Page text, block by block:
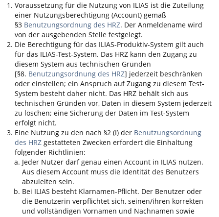
Voraussetzung für die Nutzung von ILIAS ist die Zuteilung
einer Nutzungsberechtigung (Account) gemäß
§3 Benutzungsordnung des HRZ. Der Anmeldename wird
von der ausgebenden Stelle festgelegt.
Die Berechtigung für das ILIAS-Produktiv-System gilt auch
für das ILIAS-Test-System. Das HRZ kann den Zugang zu
diesem System aus technischen Gründen
[§8. Benutzungsordnung des HRZ] jederzeit beschränken
oder einstellen; ein Anspruch auf Zugang zu diesem Test-
System besteht daher nicht. Das HRZ behält sich aus
technischen Gründen vor, Daten in diesem System jederzeit
zu löschen; eine Sicherung der Daten im Test-System
erfolgt nicht.
Eine Nutzung zu den nach §2 (I) der Benutzungsordnung
des HRZ gestatteten Zwecken erfordert die Einhaltung
folgender Richtlinien:
Jeder Nutzer darf genau einen Account in ILIAS nutzen.
Aus diesem Account muss die Identität des Benutzers
abzuleiten sein.
Bei ILIAS besteht Klarnamen-Pflicht. Der Benutzer oder
die Benutzerin verpflichtet sich, seinen/ihren korrekten
und vollständigen Vornamen und Nachnamen sowie